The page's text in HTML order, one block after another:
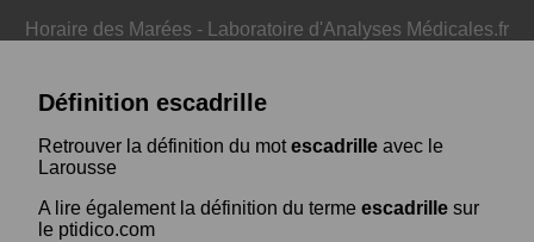
Horaire des Marées - Laboratoire d'Analyses Médicales.fr
Définition escadrille
Retrouver la définition du motescadrille avec le
Larousse
A lire également la définition du terme escadrille sur
le ptidico.com